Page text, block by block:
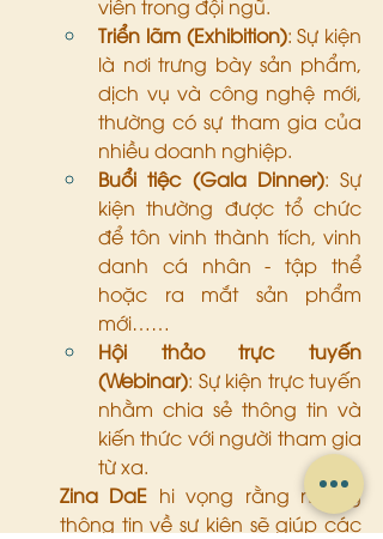
viên trong đội ngũ.
Triển lãm (Exhibition): Sự kiện
là nơi trưng bày sản phẩm,
dịch vụ và công nghệ mới,
thường có sự tham gia của
nhiều doanh nghiệp.
Buổi tiệc (Gala Dinner): Sự
kiện thường được tổ chức
để tôn vinh thành tích, vinh
danh cá nhân - tập thể
hoặc ra mắt sản phẩm
mới……
Hội thảo trực tuyến
(Webinar): Sự kiện trực tuyến
nhằm chia sẻ thông tin và
kiến thức với người tham gia
từ xa.
Zina DaE hi vọng rằng những
thông tin về sự kiện sẽ giúp các